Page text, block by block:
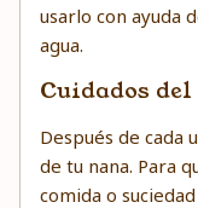
usarlo con ayuda
agua.
Cuidados
Después de cada
de tu nana. Para
comida o